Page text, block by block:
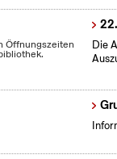
Öffnungszeiten
Die